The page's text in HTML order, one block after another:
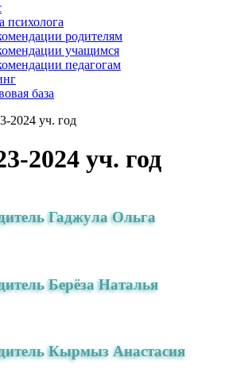
психолога
родителям
учащимся
педагогам
база
2024 уч. год
2024 уч. год
Гаджула Ольга
Берёза Наталья
Кырмыз Анастасия